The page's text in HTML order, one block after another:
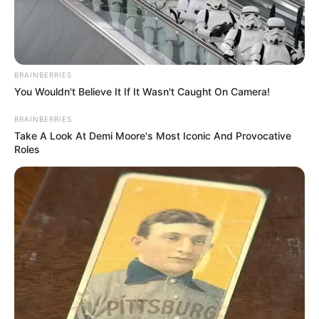
Moldura decorada
Placa de grama sintética
Suculentas artificiais
Cola quente
Tesoura
BRAINBERRIES
You Wouldn't Believe It If It Wasn't Caught On Camera!
BRAINBERRIES
Take A Look At Demi Moore's Most Iconic And Provocative
Roles